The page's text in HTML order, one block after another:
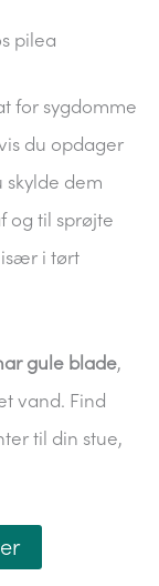
pilea
for sygdomme
du opdager
dem
og til sprøjte
i tørt
gule blade,
vand. Find
til din stue,